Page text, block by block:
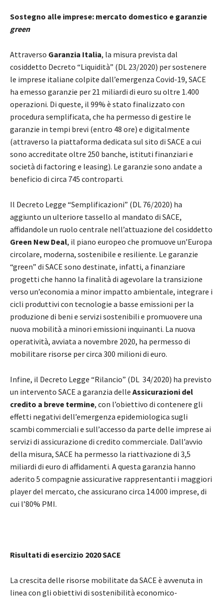
Sostegno alle imprese: mercato domestico e garanzie
green
Attraverso Garanzia Italia, la misura prevista dal
cosiddetto Decreto “Liquidità” (DL 23/2020) per sostenere
le imprese italiane colpite dall’emergenza Covid-19, SACE
ha emesso garanzie per 21 miliardi di euro su oltre 1.400
operazioni. Di queste, il 99% è stato finalizzato con
procedura semplificata, che ha permesso di gestire le
garanzie in tempi brevi (entro 48 ore) e digitalmente
(attraverso la piattaforma dedicata sul sito di SACE a cui
sono accreditate oltre 250 banche, istituti finanziari e
società di factoring e leasing). Le garanzie sono andate a
beneficio di circa 745 controparti.
Il Decreto Legge “Semplificazioni” (DL 76/2020) ha
aggiunto un ulteriore tassello al mandato di SACE,
affidandole un ruolo centrale nell’attuazione del cosiddetto
Green New Deal, il piano europeo che promuove un’Europa
circolare, moderna, sostenibile e resiliente. Le garanzie
“green” di SACE sono destinate, infatti, a finanziare
progetti che hanno la finalità di agevolare la transizione
verso un’economia a minor impatto ambientale, integrare i
cicli produttivi con tecnologie a basse emissioni per la
produzione di beni e servizi sostenibili e promuovere una
nuova mobilità a minori emissioni inquinanti. La nuova
operatività, avviata a novembre 2020, ha permesso di
mobilitare risorse per circa 300 milioni di euro.
Infine, il Decreto Legge “Rilancio” (DL 34/2020) ha previsto
un intervento SACE a garanzia delle Assicurazioni del
credito a breve termine, con l’obiettivo di contenere gli
effetti negativi dell’emergenza epidemiologica sugli
scambi commerciali e sull’accesso da parte delle imprese ai
servizi di assicurazione di credito commerciale. Dall’avvio
della misura, SACE ha permesso la riattivazione di 3,5
miliardi di euro di affidamenti. A questa garanzia hanno
aderito 5 compagnie assicurative rappresentanti i maggiori
player del mercato, che assicurano circa 14.000 imprese, di
cui l’80% PMI.
Risultati di esercizio 2020 SACE
La crescita delle risorse mobilitate da SACE è avvenuta in
linea con gli obiettivi di sostenibilità economico-